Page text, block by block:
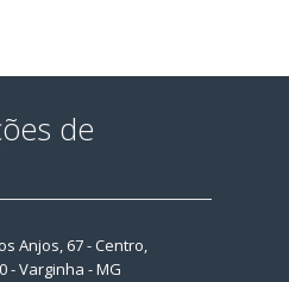
de
Anjos, 67 - Centro,
- Varginha - MG